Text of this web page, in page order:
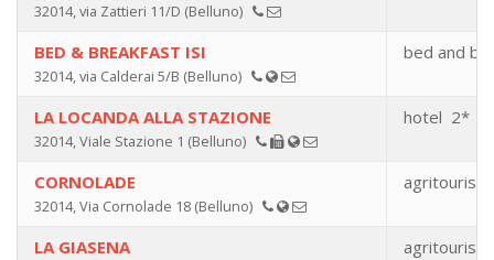
32014, via Zattieri 11/D (Belluno)
BED & BREAKFAST ISI
32014, via Calderai 5/B (Belluno)
bed and
LA LOCANDA ALLA STAZIONE
32014, Viale Stazione 1 (Belluno)
hotel 2*
CORNOLADE
32014, Via Cornolade 18 (Belluno)
agritourism
LA GIASENA agritourism